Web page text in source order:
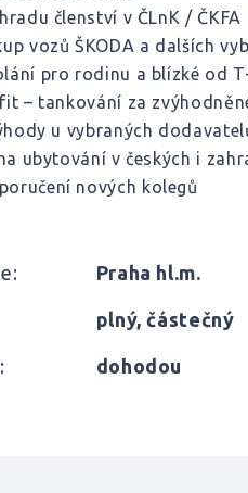
členství v ČLnK / ČKFA
vozů ŠKODA a dalších
pro rodinu a blízké od
– tankování za
u vybraných
ubytování v českých i
nových kolegů
Praha hl.m.
plný, částečný
dohodou